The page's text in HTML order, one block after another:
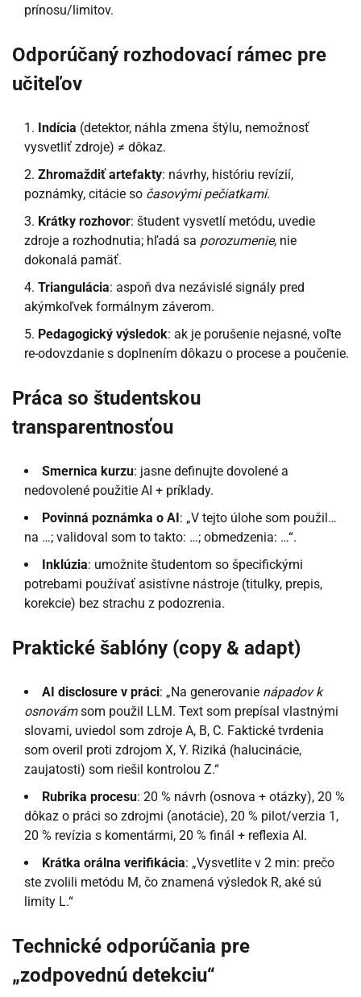
prínosu/limitov.
Odporúčaný rozhodovací rámec pre
učiteľov
Indícia (detektor, náhla zmena štýlu, nemožnosť
vysvetliť zdroje) ≠ dôkaz.
Zhromaždiť artefakty: návrhy, históriu revízií,
poznámky, citácie so časovými pečiatkami.
Krátky rozhovor: študent vysvetlí metódu, uvedie
zdroje a rozhodnutia; hľadá sa porozumenie, nie
dokonalá pamäť.
Triangulácia: aspoň dva nezávislé signály pred
akýmkoľvek formálnym záverom.
Pedagogický výsledok: ak je porušenie nejasné, voľte
re-odovzdanie s doplnením dôkazu o procese a poučenie.
Práca so študentskou
transparentnosťou
Smernica kurzu: jasne definujte dovolené a
nedovolené použitie AI + príklady.
Povinná poznámka o AI: „V tejto úlohe som použil…
na …; validoval som to takto: …; obmedzenia: …“.
Inklúzia: umožnite študentom so špecifickými
potrebami používať asistívne nástroje (titulky, prepis,
korekcie) bez strachu z podozrenia.
Praktické šablóny (copy & adapt)
AI disclosure v práci: „Na generovanie nápadov k
osnovámsom použil LLM. Text som prepísal vlastnými
slovami, uviedol som zdroje A, B, C. Faktické tvrdenia
som overil proti zdrojom X, Y. Riziká (halucinácie,
zaujatosti) som riešil kontrolou Z.“
Rubrika procesu: 20 % návrh (osnova + otázky), 20 %
dôkaz o práci so zdrojmi (anotácie), 20 % pilot/verzia 1,
20 % revízia s komentármi, 20 % finál + reflexia AI.
Krátka orálna verifikácia: „Vysvetlite v 2 min: prečo
ste zvolili metódu M, čo znamená výsledok R, aké sú
limity L.“
Technické odporúčania pre
„zodpovednú detekciu“